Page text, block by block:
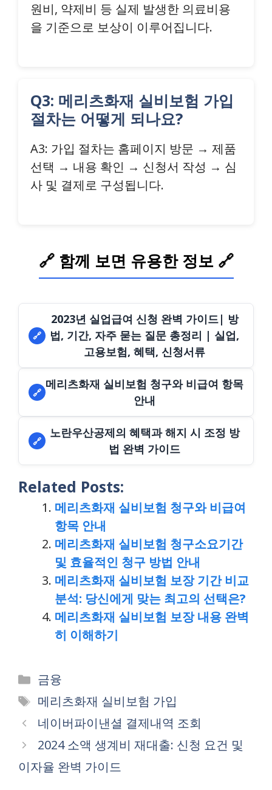
원비, 약제비 등 실제 발생한 의료비용
을 기준으로 보상이 이루어집니다.
Q3: 메리츠화재 실비보험 가입
절차는 어떻게 되나요?
A3: 가입 절차는 홈페이지 방문 → 제품
선택 → 내용 확인 → 신청서 작성 → 심
사 및 결제로 구성됩니다.
🔗 함께 보면 유용한 정보 🔗
🔗
2023년 실업급여 신청 완벽 가이드| 방
법, 기간, 자주 묻는 질문 총정리 | 실업,
고용보험, 혜택, 신청서류
🔗
메리츠화재 실비보험 청구와 비급여 항목
안내
🔗
노란우산공제의 혜택과 해지 시 조정 방
법 완벽 가이드
Related Posts:
메리츠화재 실비보험 청구와 비급여
항목 안내
메리츠화재 실비보험 청구소요기간
및 효율적인 청구 방법 안내
메리츠화재 실비보험 보장 기간 비교
분석: 당신에게 맞는 최고의 선택은?
메리츠화재 실비보험 보장 내용 완벽
히 이해하기
Categories
금융
Tags
메리츠화재 실비보험 가입
네이버파이낸셜 결제내역 조회
2024 소액 생계비 재대출: 신청 요건 및
이자율 완벽 가이드